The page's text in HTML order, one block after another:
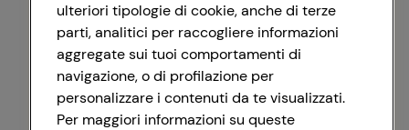
Registrati con Google
ulteriori tipologie di cookie, anche di terze
parti, analitici per raccogliere informazioni
aggregate sui tuoi comportamenti di
navigazione, o di profilazione per
personalizzare i contenuti da te visualizzati.
Per maggiori informazioni su queste